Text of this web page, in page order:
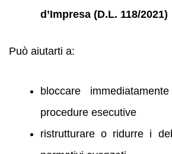
d’Impresa (D.L. 118/2021)
Può aiutarti a:
bloccare
procedure esecutive
ristrutturare o ridurre i